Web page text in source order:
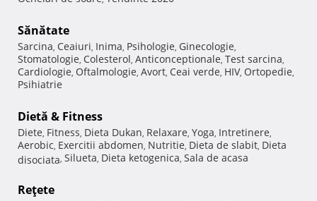
Sănătate
Sarcina, Ceaiuri, Inima, Psihologie, Ginecologie,
Stomatologie, Colesterol, Anticonceptionale, Test sarcina,
Cardiologie, Oftalmologie, Avort, Ceai verde, HIV, Ortopedie,
Psihiatrie
Dietă & Fitness
Diete, Fitness, Dieta Dukan, Relaxare, Yoga, Intretinere,
Aerobic, Exercitii abdomen, Nutritie, Dieta de slabit, Dieta
disociata, Silueta, Dieta ketogenica, Sala de acasa
Reţete